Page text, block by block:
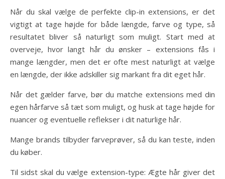
Når du skal vælge de perfekte clip-in extensions, er det
vigtigt at tage højde for både længde, farve og type, så
resultatet bliver så naturligt som muligt. Start med at
overveje, hvor langt hår du ønsker – extensions fås i
mange længder, men det er ofte mest naturligt at vælge
en længde, der ikke adskiller sig markant fra dit eget hår.
Når det gælder farve, bør du matche extensions med din
egen hårfarve så tæt som muligt, og husk at tage højde for
nuancer og eventuelle reflekser i dit naturlige hår.
Mange brands tilbyder farveprøver, så du kan teste, inden
du køber.
Til sidst skal du vælge extension-type: Ægte hår giver det